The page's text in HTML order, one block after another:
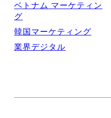
ベトナム マーケティン
グ
韓国マーケティング
業界デジタル